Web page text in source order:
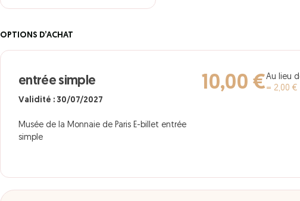
OPTIONS D’ACHAT
entrée simple
Validité : 30/07/2027
Musée de la Monnaie de Paris E-billet entrée
simple
10,00 €Au lieu
= 2,00 €